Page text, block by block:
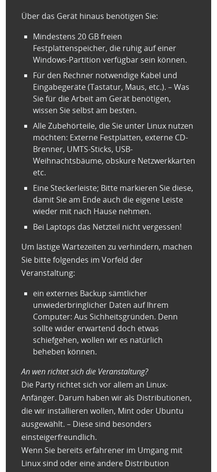
Über das Gerät hinaus benötigen Sie:
Mindestens 20 GB freien
Festplattenspeicher, die ruhig auf einer
Windows-Partition verfügbar sein können.
Für den Rechner notwendige Kabel und
Eingabegeräte (Tastatur, Maus, etc.). – Was
Sie für die Arbeit am Gerät benötigen,
wissen Sie selbst am besten.
Alle Zubehörteile, die Sie unter Linux nutzen
möchten: Externe Festplatten, externe CD-
Brenner, UMTS-Sticks, USB-
Weihnachtsbäume, obskure Netzwerkkarten
etc.
Eine Steckerleiste; Bitte markieren Sie diese,
damit Sie am Ende auch die eigene Leiste
wieder mit nach Hause nehmen.
Bei Laptops das Netzteil nicht vergessen!
Um lästige Wartezeiten zu verhindern, machen
Sie bitte folgendes im Vorfeld der
Veranstaltung:
ein externes Backup sämtlicher
unwiederbringlicher Daten auf Ihrem
Computer: Aus Sichheitsgründen. Denn
sollte wider erwartend doch etwas
schiefgehen, wollen wir es natürlich
beheben können.
An wen richtet sich die Veranstaltung?
Die Party richtet sich vor allem an Linux-
Anfänger. Darum haben wir als Distributionen,
die wir installieren wollen, Mint oder Ubuntu
ausgewählt. – Diese sind besonders
einsteigerfreundlich.
Wenn Sie bereits erfahrener im Umgang mit
Linux sind oder eine andere Distribution